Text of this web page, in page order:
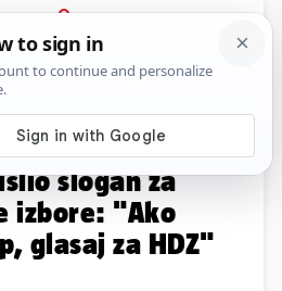
PRIJAVA
News Komentari
slogan za
izbore: "Ako
glasaj za HDZ"